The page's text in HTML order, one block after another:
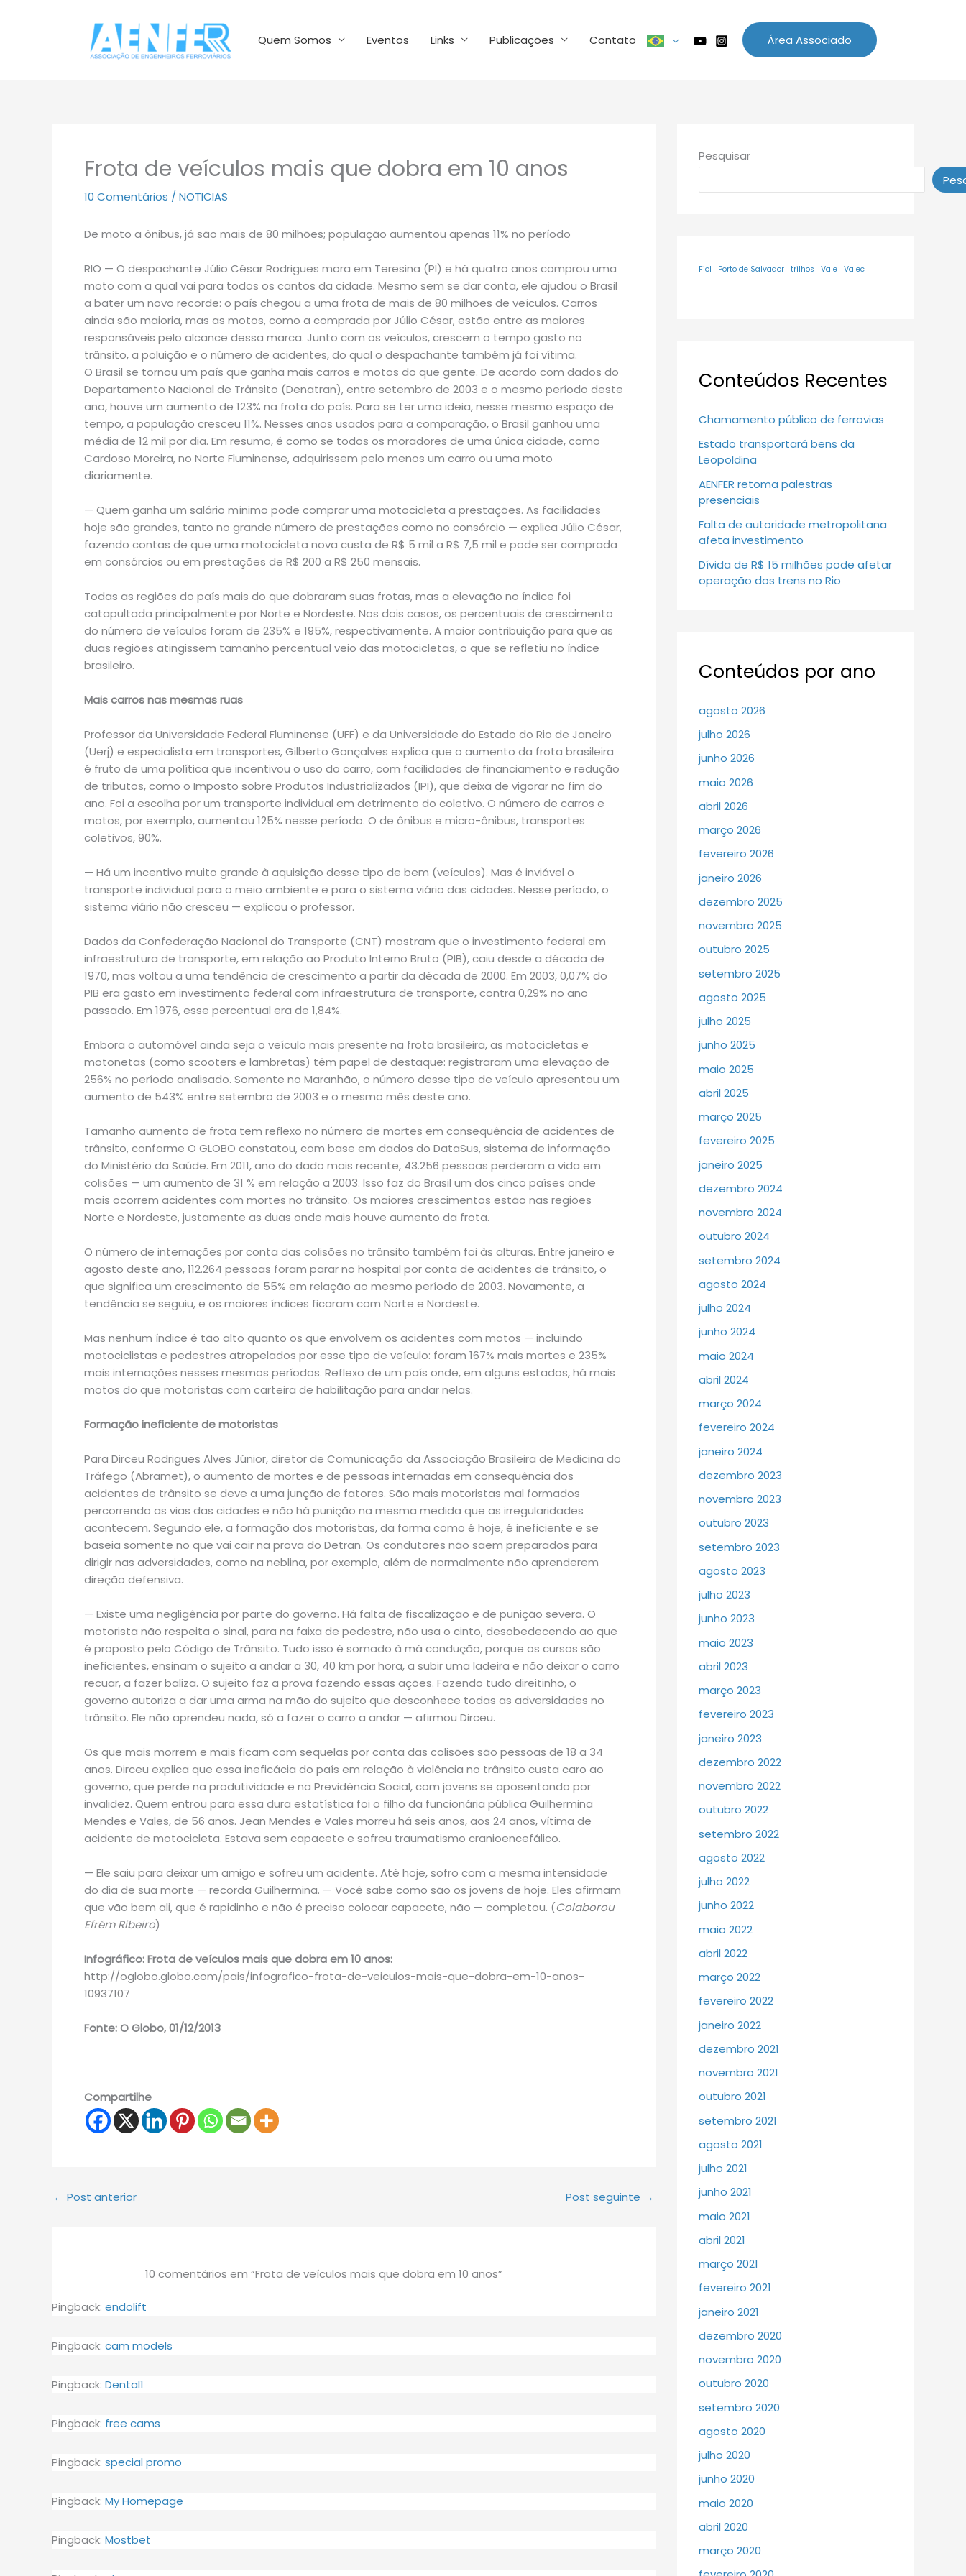
Quem Somos Eventos Links Publicações Contato Área Associado
Frota de veículos mais que dobra em 10 anos
10 Comentários / NOTICIAS
De moto a ônibus, já são mais de 80 milhões; população aumentou apenas 11% no período
RIO — O despachante Júlio César Rodrigues mora em Teresina (PI) e há quatro anos comprou uma
moto com a qual vai para todos os cantos da cidade. Mesmo sem se dar conta, ele ajudou o Brasil
a bater um novo recorde: o país chegou a uma frota de mais de 80 milhões de veículos. Carros
ainda são maioria, mas as motos, como a comprada por Júlio César, estão entre as maiores
responsáveis pelo alcance dessa marca. Junto com os veículos, crescem o tempo gasto no
trânsito, a poluição e o número de acidentes, do qual o despachante também já foi vítima.
O Brasil se tornou um país que ganha mais carros e motos do que gente. De acordo com dados do
Departamento Nacional de Trânsito (Denatran), entre setembro de 2003 e o mesmo período deste
ano, houve um aumento de 123% na frota do país. Para se ter uma ideia, nesse mesmo espaço de
tempo, a população cresceu 11%. Nesses anos usados para a comparação, o Brasil ganhou uma
média de 12 mil por dia. Em resumo, é como se todos os moradores de uma única cidade, como
Cardoso Moreira, no Norte Fluminense, adquirissem pelo menos um carro ou uma moto
diariamente.
— Quem ganha um salário mínimo pode comprar uma motocicleta a prestações. As facilidades
hoje são grandes, tanto no grande número de prestações como no consórcio — explica Júlio César,
fazendo contas de que uma motocicleta nova custa de R$ 5 mil a R$ 7,5 mil e pode ser comprada
em consórcios ou em prestações de R$ 200 a R$ 250 mensais.
Todas as regiões do país mais do que dobraram suas frotas, mas a elevação no índice foi
catapultada principalmente por Norte e Nordeste. Nos dois casos, os percentuais de crescimento
do número de veículos foram de 235% e 195%, respectivamente. A maior contribuição para que as
duas regiões atingissem tamanho percentual veio das motocicletas, o que se refletiu no índice
brasileiro.
Mais carros nas mesmas ruas
Professor da Universidade Federal Fluminense (UFF) e da Universidade do Estado do Rio de Janeiro
(Uerj) e especialista em transportes, Gilberto Gonçalves explica que o aumento da frota brasileira
é fruto de uma política que incentivou o uso do carro, com facilidades de financiamento e redução
de tributos, como o Imposto sobre Produtos Industrializados (IPI), que deixa de vigorar no fim do
ano. Foi a escolha por um transporte individual em detrimento do coletivo. O número de carros e
motos, por exemplo, aumentou 125% nesse período. O de ônibus e micro-ônibus, transportes
coletivos, 90%.
— Há um incentivo muito grande à aquisição desse tipo de bem (veículos). Mas é inviável o
transporte individual para o meio ambiente e para o sistema viário das cidades. Nesse período, o
sistema viário não cresceu — explicou o professor.
Dados da Confederação Nacional do Transporte (CNT) mostram que o investimento federal em
infraestrutura de transporte, em relação ao Produto Interno Bruto (PIB), caiu desde a década de
1970, mas voltou a uma tendência de crescimento a partir da década de 2000. Em 2003, 0,07% do
PIB era gasto em investimento federal com infraestrutura de transporte, contra 0,29% no ano
passado. Em 1976, esse percentual era de 1,84%.
Embora o automóvel ainda seja o veículo mais presente na frota brasileira, as motocicletas e
motonetas (como scooters e lambretas) têm papel de destaque: registraram uma elevação de
256% no período analisado. Somente no Maranhão, o número desse tipo de veículo apresentou um
aumento de 543% entre setembro de 2003 e o mesmo mês deste ano.
Tamanho aumento de frota tem reflexo no número de mortes em consequência de acidentes de
trânsito, conforme O GLOBO constatou, com base em dados do DataSus, sistema de informação
do Ministério da Saúde. Em 2011, ano do dado mais recente, 43.256 pessoas perderam a vida em
colisões — um aumento de 31 % em relação a 2003. Isso faz do Brasil um dos cinco países onde
mais ocorrem acidentes com mortes no trânsito. Os maiores crescimentos estão nas regiões
Norte e Nordeste, justamente as duas onde mais houve aumento da frota.
O número de internações por conta das colisões no trânsito também foi às alturas. Entre janeiro e
agosto deste ano, 112.264 pessoas foram parar no hospital por conta de acidentes de trânsito, o
que significa um crescimento de 55% em relação ao mesmo período de 2003. Novamente, a
tendência se seguiu, e os maiores índices ficaram com Norte e Nordeste.
Mas nenhum índice é tão alto quanto os que envolvem os acidentes com motos — incluindo
motociclistas e pedestres atropelados por esse tipo de veículo: foram 167% mais mortes e 235%
mais internações nesses mesmos períodos. Reflexo de um país onde, em alguns estados, há mais
motos do que motoristas com carteira de habilitação para andar nelas.
Formação ineficiente de motoristas
Para Dirceu Rodrigues Alves Júnior, diretor de Comunicação da Associação Brasileira de Medicina do
Tráfego (Abramet), o aumento de mortes e de pessoas internadas em consequência dos
acidentes de trânsito se deve a uma junção de fatores. São mais motoristas mal formados
percorrendo as vias das cidades e não há punição na mesma medida que as irregularidades
acontecem. Segundo ele, a formação dos motoristas, da forma como é hoje, é ineficiente e se
baseia somente no que vai cair na prova do Detran. Os condutores não saem preparados para
dirigir nas adversidades, como na neblina, por exemplo, além de normalmente não aprenderem
direção defensiva.
— Existe uma negligência por parte do governo. Há falta de fiscalização e de punição severa. O
motorista não respeita o sinal, para na faixa de pedestre, não usa o cinto, desobedecendo ao que
é proposto pelo Código de Trânsito. Tudo isso é somado à má condução, porque os cursos são
ineficientes, ensinam o sujeito a andar a 30, 40 km por hora, a subir uma ladeira e não deixar o carro
recuar, a fazer baliza. O sujeito faz a prova fazendo essas ações. Fazendo tudo direitinho, o
governo autoriza a dar uma arma na mão do sujeito que desconhece todas as adversidades no
trânsito. Ele não aprendeu nada, só a fazer o carro a andar — afirmou Dirceu.
Os que mais morrem e mais ficam com sequelas por conta das colisões são pessoas de 18 a 34
anos. Dirceu explica que essa ineficácia do país em relação à violência no trânsito custa caro ao
governo, que perde na produtividade e na Previdência Social, com jovens se aposentando por
invalidez. Quem entrou para essa dura estatística foi o filho da funcionária pública Guilhermina
Mendes e Vales, de 56 anos. Jean Mendes e Vales morreu há seis anos, aos 24 anos, vítima de
acidente de motocicleta. Estava sem capacete e sofreu traumatismo cranioencefálico.
— Ele saiu para deixar um amigo e sofreu um acidente. Até hoje, sofro com a mesma intensidade
do dia de sua morte — recorda Guilhermina. — Você sabe como são os jovens de hoje. Eles afirmam
que vão bem ali, que é rapidinho e não é preciso colocar capacete, não — completou. (Colaborou
Efrém Ribeiro)
Infográfico: Frota de veículos mais que dobra em 10 anos:
http://oglobo.globo.com/pais/infografico-frota-de-veiculos-mais-que-dobra-em-10-anos-
10937107
Fonte: O Globo, 01/12/2013
Compartilhe
← Post anterior Post seguinte →
10 comentários em “Frota de veículos mais que dobra em 10 anos”
Pingback: endolift
Pingback: cam models
Pingback: Dental1
Pingback: free cams
Pingback: special promo
Pingback: My Homepage
Pingback: Mostbet
Pesquisar
Fiol Porto de Salvador trilhos Vale Valec
Conteúdos Recentes
Chamamento público de ferrovias
Estado transportará bens da
Leopoldina
AENFER retoma palestras
presenciais
Falta de autoridade metropolitana
afeta investimento
Dívida de R$ 15 milhões pode afetar
operação dos trens no Rio
Conteúdos por ano
agosto 2026
julho 2026
junho 2026
maio 2026
abril 2026
março 2026
fevereiro 2026
janeiro 2026
dezembro 2025
novembro 2025
outubro 2025
setembro 2025
agosto 2025
julho 2025
junho 2025
maio 2025
abril 2025
março 2025
fevereiro 2025
janeiro 2025
dezembro 2024
novembro 2024
outubro 2024
setembro 2024
agosto 2024
julho 2024
junho 2024
maio 2024
abril 2024
março 2024
fevereiro 2024
janeiro 2024
dezembro 2023
novembro 2023
outubro 2023
setembro 2023
agosto 2023
julho 2023
junho 2023
maio 2023
abril 2023
março 2023
fevereiro 2023
janeiro 2023
dezembro 2022
novembro 2022
outubro 2022
setembro 2022
agosto 2022
julho 2022
junho 2022
maio 2022
abril 2022
março 2022
fevereiro 2022
janeiro 2022
dezembro 2021
novembro 2021
outubro 2021
setembro 2021
agosto 2021
julho 2021
junho 2021
maio 2021
abril 2021
março 2021
fevereiro 2021
janeiro 2021
dezembro 2020
novembro 2020
outubro 2020
setembro 2020
agosto 2020
julho 2020
junho 2020
maio 2020
abril 2020
março 2020